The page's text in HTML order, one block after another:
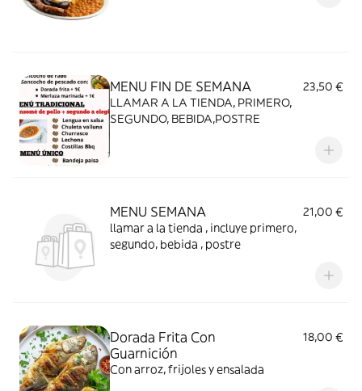
MENU FIN DE SEMANA
23,50 €
LLAMAR A LA TIENDA, PRIMERO,
SEGUNDO, BEBIDA,POSTRE
MENU SEMANA
21,00 €
llamar a la tienda , incluye primero,
segundo, bebida , postre
Dorada Frita Con
Guarnición
18,00 €
Con arroz, frijoles y ensalada